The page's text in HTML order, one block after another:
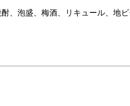
、泡盛、梅酒、リキュール、地